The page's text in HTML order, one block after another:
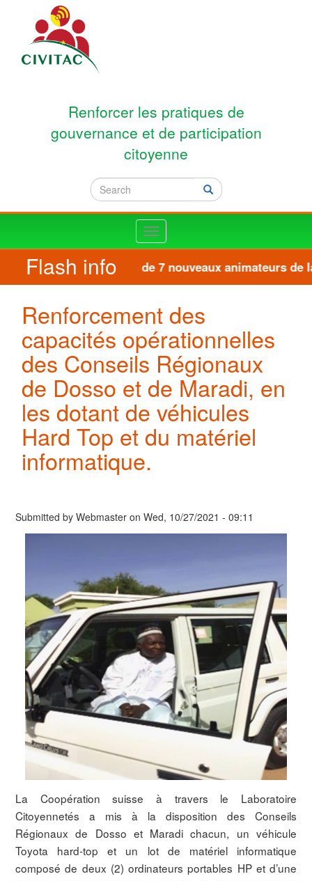
Skip to main content
Renforcer les pratiques de
gouvernance et de participation
citoyenne
Search Search
Toggle
navigation
Flash infoFormation de 7 nouveaux animateurs de
Renforcement des
capacités opérationnelles
des Conseils Régionaux
de Dosso et de Maradi, en
les dotant de véhicules
Hard Top et du matériel
informatique.
Submitted by Webmaster on Wed, 10/27/2021 - 09:11
La Coopération suisse à travers le Laboratoire
Citoyennetés a mis à la disposition des Conseils
Régionaux de Dosso et Maradi chacun, un véhicule
Toyota hard-top et un lot de matériel informatique
composé de deux (2) ordinateurs portables HP et d’une